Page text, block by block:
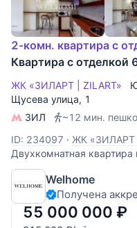
2-комн. квартира с
Квартира с отделкой
ЖК «ЗИЛАРТ | ZILART»
Щусева улица, 1
ЗИЛ
~12 мин.
ID: 234097 · ЖК «ЗИЛАРТ
Двухкомнатная
сталинском доме с
каждой комнате. В
свежий ремонт, окна на
на Саввинское подворье
Welhome
Получена
55 000 000 ₽